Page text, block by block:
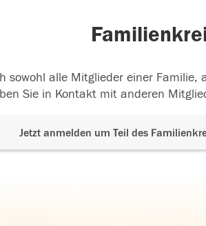
sowohl alle Mitglieder einer
Sie in Kontakt mit anderen
Jetzt anmelden um Teil des